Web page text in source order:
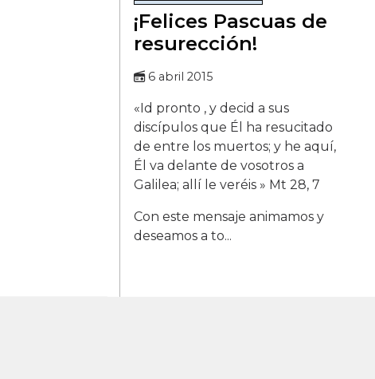
¡Felices Pascuas de
resurección!
6 abril 2015
«Id pronto , y decid a sus
discípulos que Él ha resucitado
de entre los muertos; y he aquí,
Él va delante de vosotros a
Galilea; allí le veréis » Mt 28, 7
Con este mensaje animamos y
deseamos a to...